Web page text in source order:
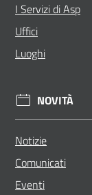
I Servizi di Asp
Uffici
Luoghi
NOVITÀ
Notizie
Comunicati
Eventi